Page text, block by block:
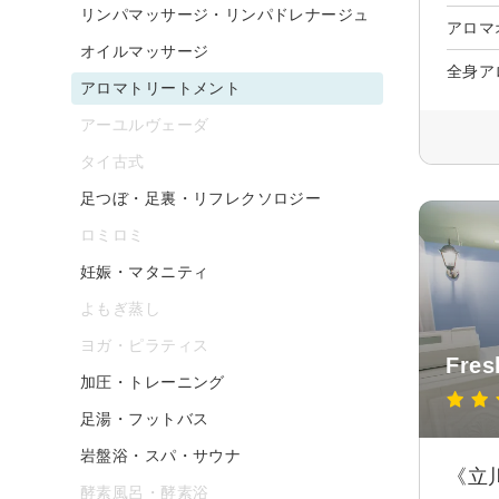
アロ
全身ア
《
リンパマッサージ・リンパドレナージュ
オイルマッサージ
アロマトリートメント
アーユルヴェーダ
タイ古式
足つぼ・足裏・リフレクソロジー
ロミロミ
妊娠・マタニティ
よもぎ蒸し
ヨガ・ピラティス
加圧・トレーニング
足湯・フットバス
岩盤浴・スパ・サウナ
酵素風呂・酵素浴